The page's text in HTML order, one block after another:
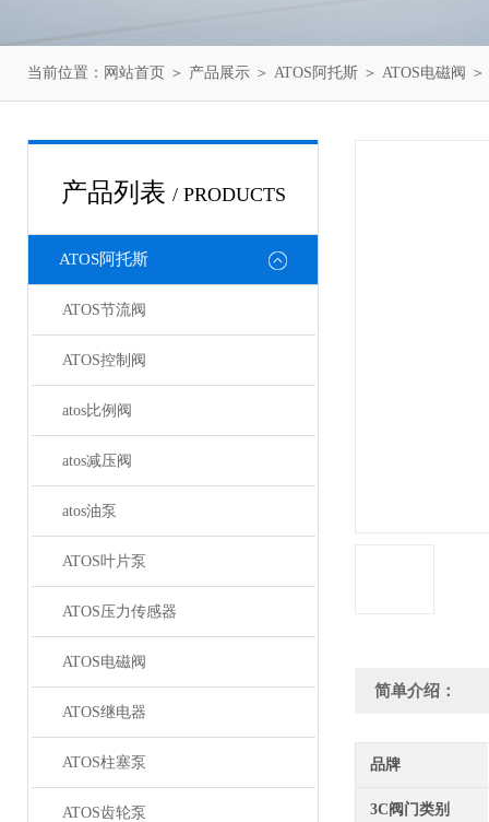
当前位置： 网站首页 ＞ 产品展示 ＞ ATOS阿托斯 ＞ ATOS电磁阀
产品列表 / PRODUCTS
ATOS阿托斯
ATOS节流阀
ATOS控制阀
atos比例阀
atos减压阀
atos油泵
ATOS叶片泵
ATOS压力传感器
ATOS电磁阀
ATOS继电器
ATOS柱塞泵
ATOS齿轮泵
简单介绍：
品牌
3C阀门类别